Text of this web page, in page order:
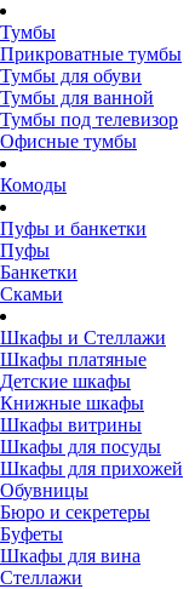
Тумбы
Прикроватные тумбы
Тумбы для обуви
Тумбы для ванной
Тумбы под телевизор
Офисные тумбы
Комоды
Пуфы и банкетки
Пуфы
Банкетки
Скамьи
Шкафы и Стеллажи
Шкафы платяные
Детские шкафы
Книжные шкафы
Шкафы витрины
Шкафы для посуды
Шкафы для прихожей
Обувницы
Бюро и секретеры
Буфеты
Шкафы для вина
Стеллажи